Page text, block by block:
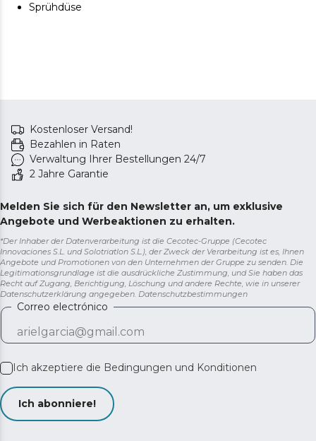
Sprühdüse
Kostenloser Versand!
Bezahlen in Raten
Verwaltung Ihrer Bestellungen 24/7
2 Jahre Garantie
Melden Sie sich für den Newsletter an, um exklusive
Angebote und Werbeaktionen zu erhalten.
*Der Inhaber der Datenverarbeitung ist die Cecotec-Gruppe (Cecotec
Innovaciones S.L. und Solotriatlon S.L.), der Zweck der Verarbeitung ist es, Ihnen
Angebote und Promotionen von den Unternehmen der Gruppe zu senden. Die
Legitimationsgrundlage ist die ausdrückliche Zustimmung, und Sie haben das
Recht auf Zugang, Berichtigung, Löschung und andere Rechte, wie in unserer
Datenschutzerklärung angegeben. Datenschutzbestimmungen
Correo electrónico
Ich akzeptiere die Bedingungen und Konditionen
Ich abonniere!